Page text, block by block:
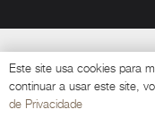
Este site usa cookies para
continuar a usar este site,
de Privacidade